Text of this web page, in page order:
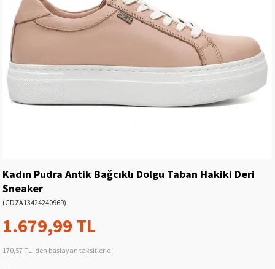
Kadın Pudra Antik Bağcıklı Dolgu Taban Hakiki Deri
Sneaker
(GDZA13424240969)
1.679,99 TL
170,57 TL 'den başlayan taksitlerle